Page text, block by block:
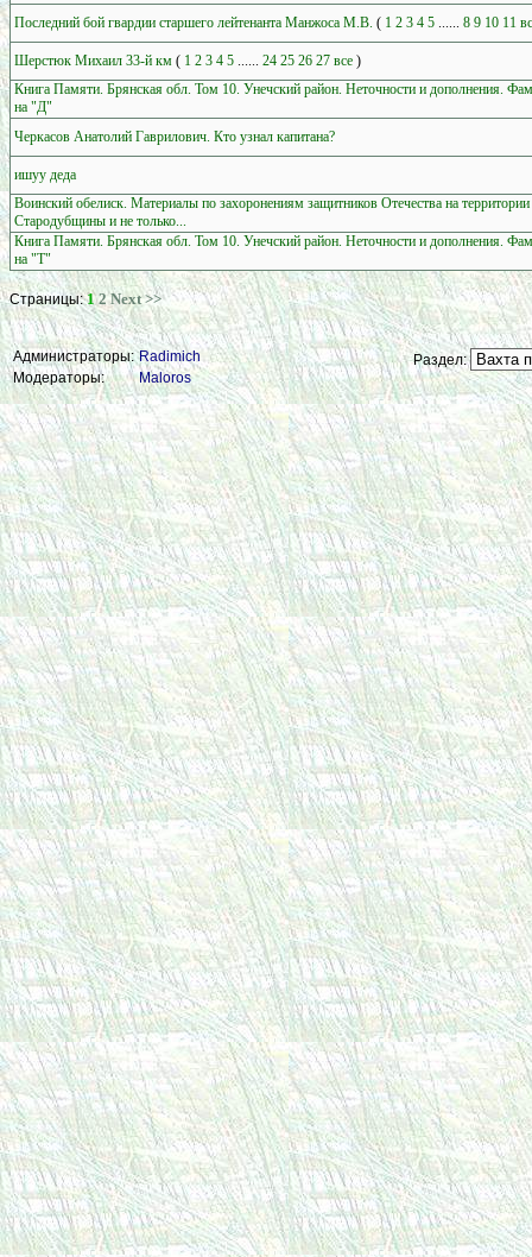
Последний бой гвардии старшего лейтенанта Манжоса М.В. ( 1 2 3 4 5 ...... 8 9 10 11
Шерстюк Михаил 33-й км ( 1 2 3 4 5 ...... 24 25 26 27 все )
Книга Памяти. Брянская обл. Том 10. Унечский район. Неточности и дополнения.
на "Д"
Черкасов Анатолий Гаврилович. Кто узнал капитана?
ишуу деда
Воинский обелиск. Материалы по захоронениям защитников Отечества на территории
Стародубщины и не только...
Книга Памяти. Брянская обл. Том 10. Унечский район. Неточности и дополнения.
на "Т"
Страницы:1 2 Next >>
Администраторы: Radimich
Модераторы:
Maloros
Раздел: